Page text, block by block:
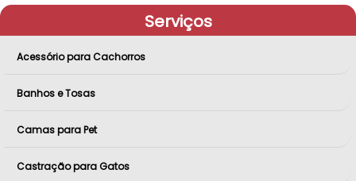
Serviços
Acessório para Cachorros
Banhos e Tosas
Camas para Pet
Castração para Gatos